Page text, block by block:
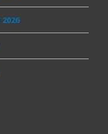
2026